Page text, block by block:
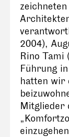
2004),
Rino Tami
Führung
hatten wir
Mitglieder